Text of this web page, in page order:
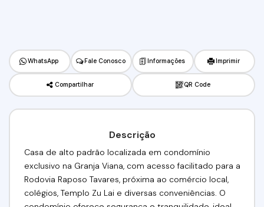
WhatsApp Fale Conosco Informações Imprimir
Compartilhar QR Code
Descrição
Casa de alto padrão localizada em condomínio
exclusivo na Granja Viana, com acesso facilitado para a
Rodovia Raposo Tavares, próxima ao comércio local,
colégios, Templo Zu Lai e diversas conveniências. O